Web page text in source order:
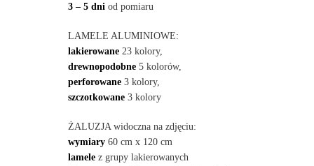
3 – 5 dni od pomiaru
LAMELE ALUMINIOWE:
lakierowane23 kolory,
drewnopodobne5 kolorów,
perforowane3 kolory,
szczotkowane3 kolory
ŻALUZJA widoczna na zdjęciu:
wymiary60 cm x 120 cm
lamelez grupy lakierowanych